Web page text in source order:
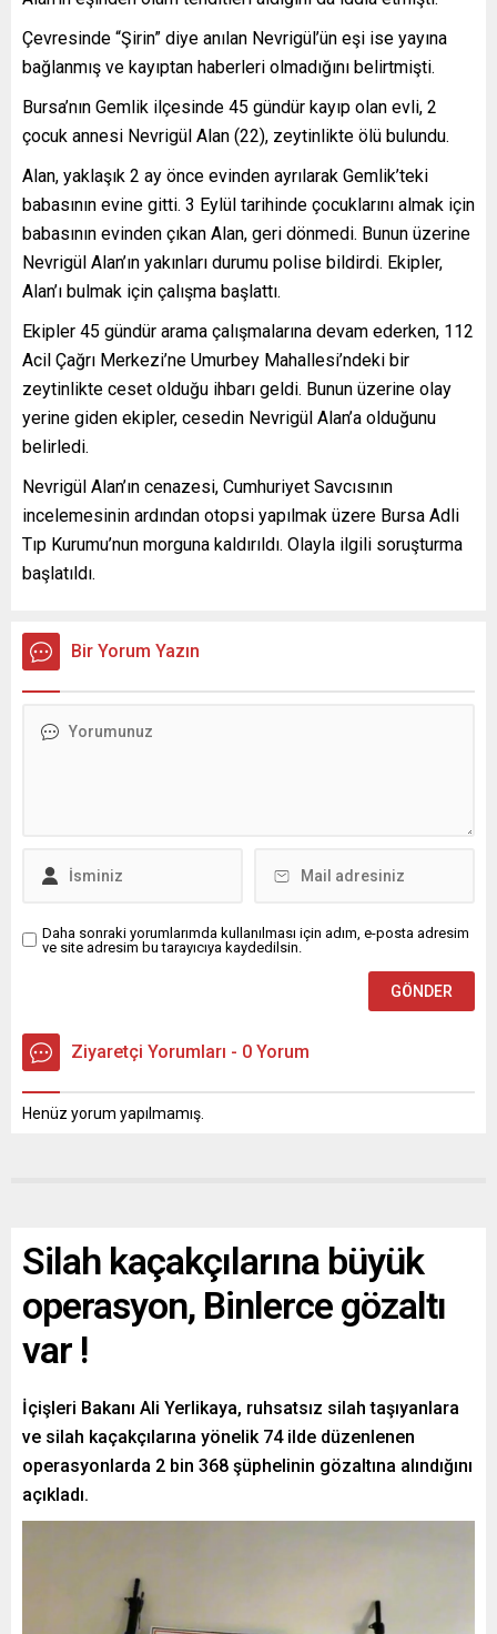
Çevresinde “Şirin” diye anılan Nevrigül’ün eşi ise yayına
bağlanmış ve kayıptan haberleri olmadığını belirtmişti.
Bursa’nın Gemlik ilçesinde 45 gündür kayıp olan evli, 2
çocuk annesi Nevrigül Alan (22), zeytinlikte ölü bulundu.
Alan, yaklaşık 2 ay önce evinden ayrılarak Gemlik’teki
babasının evine gitti. 3 Eylül tarihinde çocuklarını almak için
babasının evinden çıkan Alan, geri dönmedi. Bunun üzerine
Nevrigül Alan’ın yakınları durumu polise bildirdi. Ekipler,
Alan’ı bulmak için çalışma başlattı.
Ekipler 45 gündür arama çalışmalarına devam ederken, 112
Acil Çağrı Merkezi’ne Umurbey Mahallesi’ndeki bir
zeytinlikte ceset olduğu ihbarı geldi. Bunun üzerine olay
yerine giden ekipler, cesedin Nevrigül Alan’a olduğunu
belirledi.
Nevrigül Alan’ın cenazesi, Cumhuriyet Savcısının
incelemesinin ardından otopsi yapılmak üzere Bursa Adli
Tıp Kurumu’nun morguna kaldırıldı. Olayla ilgili soruşturma
başlatıldı.
Bir Yorum Yazın
Daha sonraki yorumlarımda kullanılması için adım, e-posta adresim
ve site adresim bu tarayıcıya kaydedilsin.
Ziyaretçi Yorumları - 0 Yorum
Henüz yorum yapılmamış.
Silah kaçakçılarına büyük
operasyon, Binlerce gözaltı
var !
İçişleri Bakanı Ali Yerlikaya, ruhsatsız silah taşıyanlara
ve silah kaçakçılarına yönelik 74 ilde düzenlenen
operasyonlarda 2 bin 368 şüphelinin gözaltına alındığını
açıkladı.